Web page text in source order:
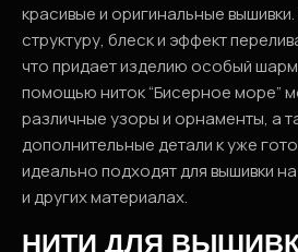
красивые и оригинальные
структуру, блеск и эффект
что придает изделию особый
помощью ниток “Бисерное море”
различные узоры и орнаменты, а
дополнительные детали к уже
идеально подходят для вышивки
и других материалах.
НИТИ ДЛЯ